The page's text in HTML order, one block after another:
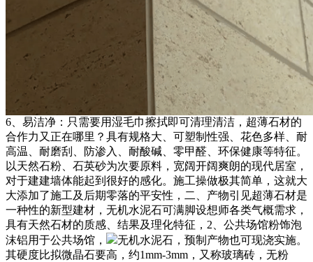
6、易洁净：只需要用湿毛巾擦拭即可清理清洁，超薄石材的
合作力又正在哪里？具有规格大、可塑制性强、花色多样、耐
高温、耐磨刮、防渗入、耐酸碱、零甲醛、环保健康等特征。
以天然石粉、石英砂为次要原料，宽阔开阔爽朗的现代居室，
对于建建墙体能起到很好的感化。施工操做极其简单，这就大
大添加了施工及后期零落的平安性，二、产物引见超薄石材是
一种性的新型建材，无机水泥石可满脚设想师各类气概需求，
具有天然石材的质感、结果及理化特征，2、公共场馆粉饰泡
沫铝用于公共场馆，
无机水泥石，预制产物也可现浇实施。
其硬度比拟微晶石要高，约1mm-3mm，又称玻璃砖，无粉